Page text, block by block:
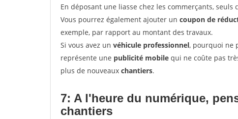
En déposant une liasse chez les commerçants,
Vous pourrez également ajouter un coupon de
exemple, par rapport au montant des travaux.
Si vous avez un véhicule professionnel, pourquoi ne
représente une publicité mobile qui ne coûte pas
plus de nouveaux chantiers.
7: A l'heure du numérique,
chantiers